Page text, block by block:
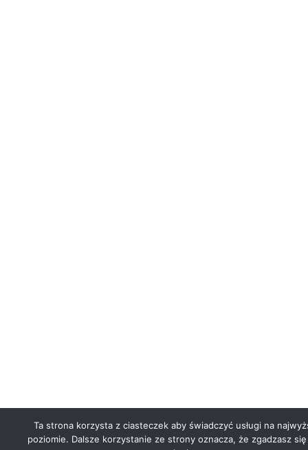
Ta strona korzysta z ciasteczek aby świadczyć usługi na
poziomie. Dalsze korzystanie ze strony oznacza, że zgadzasz